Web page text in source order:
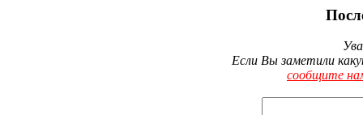
Если Вы заметили
сообщите